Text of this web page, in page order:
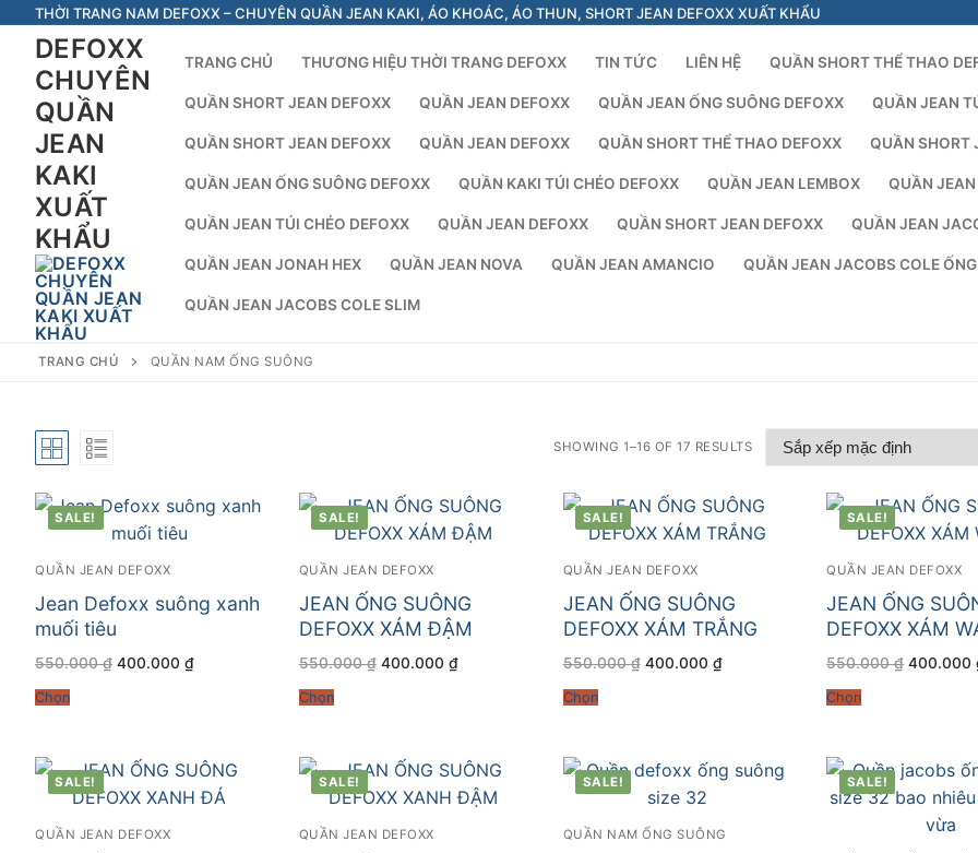
Chuyển
dung
THỜI TRANG NAM DEFOXX – CHUYÊN QUẦN JEAN KAKI, ÁO KHOÁC, ÁO THUN, SHORT JEAN DEFOXX XUẤT KHẨU
DEFOXX
CHUYÊN
QUẦN
JEAN
KAKI
XUẤT
KHẨU
TRANG CHỦ THƯƠNG HIỆU THỜI TRANG DEFOXX TIN TỨC LIÊN HỆ QUẦN SHORT THỂ THAO
QUẦN SHORT JEAN DEFOXX QUẦN JEAN DEFOXX QUẦN JEAN ỐNG SUÔNG DEFOXX QUẦN JEAN
QUẦN SHORT JEAN DEFOXX QUẦN JEAN DEFOXX QUẦN SHORT THỂ THAO DEFOXX QUẦN SHORT
QUẦN JEAN ỐNG SUÔNG DEFOXX QUẦN KAKI TÚI CHÉO DEFOXX QUẦN JEAN LEMBOX QUẦN
QUẦN JEAN TÚI CHÉO DEFOXX QUẦN JEAN DEFOXX QUẦN SHORT JEAN DEFOXX QUẦN JEAN
QUẦN JEAN JONAH HEX QUẦN JEAN NOVA QUẦN JEAN AMANCIO QUẦN JEAN JACOBS COLE
QUẦN JEAN JACOBS COLE SLIM
TRANG CHỦ QUẦN NAM ỐNG SUÔNG
SHOWING 1–16 OF 17 RESULTS
SALE!
QUẦN JEAN DEFOXX
Jean Defoxx suông xanh
muối tiêu
550.000₫ Giá
400.000 ₫Giá
Chọn
SALE!
QUẦN JEAN DEFOXX
JEAN ỐNG SUÔNG
DEFOXX XÁM ĐẬM
550.000₫ Giá
400.000 ₫Giá
hiện
Chọn
SALE!
QUẦN JEAN DEFOXX
JEAN ỐNG SUÔNG
DEFOXX XÁM TRẮNG
550.000₫ Giá
400.000 ₫Giá
hiện
Chọn
SALE!
QUẦN JEAN DEFOXX
JEAN ỐNG
DEFOXX XÁM
550.000₫ Giá
400.000
Chọn
SALE!
QUẦN JEAN DEFOXX
SALE!
QUẦN JEAN DEFOXX
SALE!
QUẦN NAM ỐNG SUÔNG
SALE!